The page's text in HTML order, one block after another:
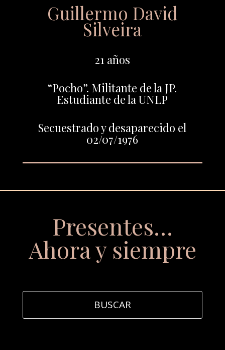
Guillermo David
Silveira
21 años
“Pocho”. Militante de la JP.
Estudiante de la UNLP
Secuestrado y desaparecido el
02/07/1976
Presentes…
Ahora y siempre